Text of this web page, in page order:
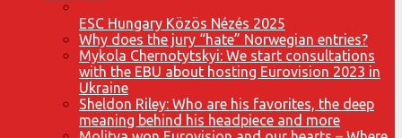
ESC Hungary Közös Nézés 2025
Why does the jury “hate” Norwegian entries?
Mykola Chernotytskyi: We start consultations
with the EBU about hosting Eurovision 2023 in
Ukraine
Sheldon Riley: Who are his favorites, the deep
meaning behind his headpiece and more